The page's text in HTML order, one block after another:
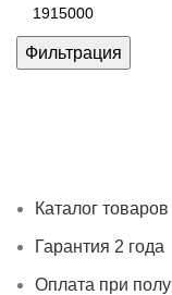
Фильтрация
Каталог
Гарантия 2 года
Оплата при